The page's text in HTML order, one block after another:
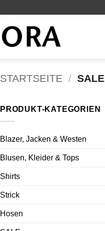
STARTSEITE / SALE
PRODUKT-KATEGORIEN
Blazer, Jacken & Westen
Blusen, Kleider & Tops
Shirts
Strick
Hosen